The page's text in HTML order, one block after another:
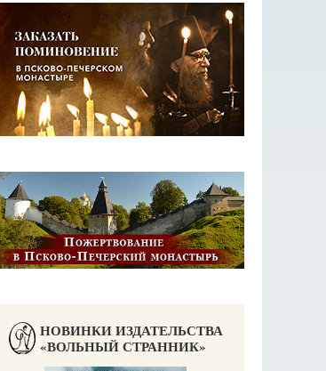
НОВИНКИ ИЗДАТЕЛЬСТВА
«ВОЛЬНЫЙ СТРАННИК»